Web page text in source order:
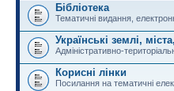
Бібліотека
Тематичні видання,
Українські землі,
Адміністративно-
Корисні лінки
Посилання на тематичні